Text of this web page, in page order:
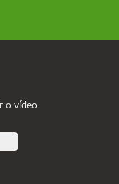
o vídeo